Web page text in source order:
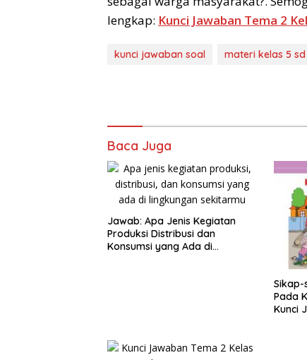
lengkap: Kunci Jawaban Tema 2
kunci jawaban soal materi kelas 5 sd
Baca Juga
Jawab: Apa Jenis Kegiatan
Produksi Distribusi dan
Konsumsi yang Ada di
Sikap-
Pada
Kunci